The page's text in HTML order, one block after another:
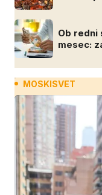
Ob redni
mesec:
MOSKISVET